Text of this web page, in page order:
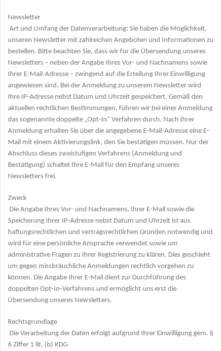
Newsletter
Art und Umfang der Datenverarbeitung: Sie haben die Möglichkeit,
unseren Newsletter mit zahlreichen Angeboten und Informationen zu
bestellen. Bitte beachten Sie, dass wir für die Übersendung unseres
Newsletters – neben der Angabe Ihres Vor- und Nachnamens sowie
Ihrer E-Mail-Adresse – zwingend auf die Erteilung Ihrer Einwilligung
angewiesen sind. Bei der Anmeldung zu unserem Newsletter wird
Ihre IP-Adresse nebst Datum und Uhrzeit gespeichert. Gemäß den
aktuellen rechtlichen Bestimmungen, führen wir bei einer Anmeldung
das sogenannte doppelte „Opt-In” Verfahren durch. Nach Ihrer
Anmeldung erhalten Sie über die angegebene E-Mail-Adresse eine E-
Mail mit einem Aktivierungslink, den Sie bestätigen müssen. Nur der
Abschluss dieses zweistufigen Verfahrens (Anmeldung und
Bestätigung) schaltet Ihre E-Mail für den Empfang unseres
Newsletters frei.
Zweck
Die Angabe Ihres Vor- und Nachnamens, Ihrer E-Mail sowie die
Speicherung Ihrer IP-Adresse nebst Datum und Uhrzeit ist aus
haftungsrechtlichen und vertragsrechtlichen Gründen notwendig und
wird für eine persönliche Ansprache verwendet sowie um
administrative Fragen zu Ihrer Registrierung zu klären. Dies geschieht
um gegen missbräuchliche Anmeldungen rechtlich vorgehen zu
können. Die Angabe Ihrer E-Mail dient zur Durchführung des
doppelten Opt-In-Verfahrens und ermöglicht uns erst die
Übersendung unseres Newsletters.
Rechtsgrundlage
Die Verarbeitung der Daten erfolgt aufgrund Ihrer Einwilligung gem. §
6 Ziffer 1 lit. (b) KDG